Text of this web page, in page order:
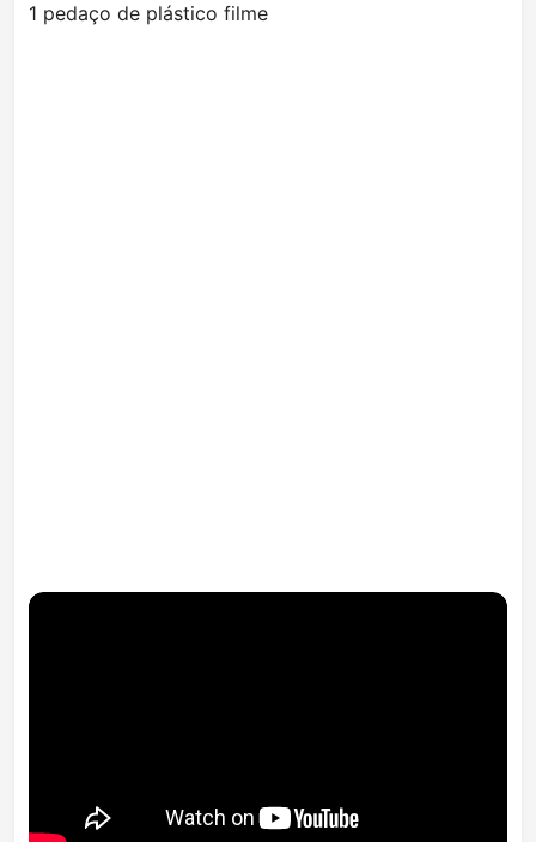
1 pedaço de plástico filme